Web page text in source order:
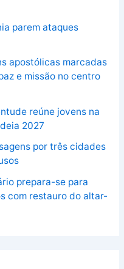
parem ataques
apostólicas marcadas
e missão no centro
reúne jovens na
2027
por três cidades
prepara-se para
com restauro do altar-